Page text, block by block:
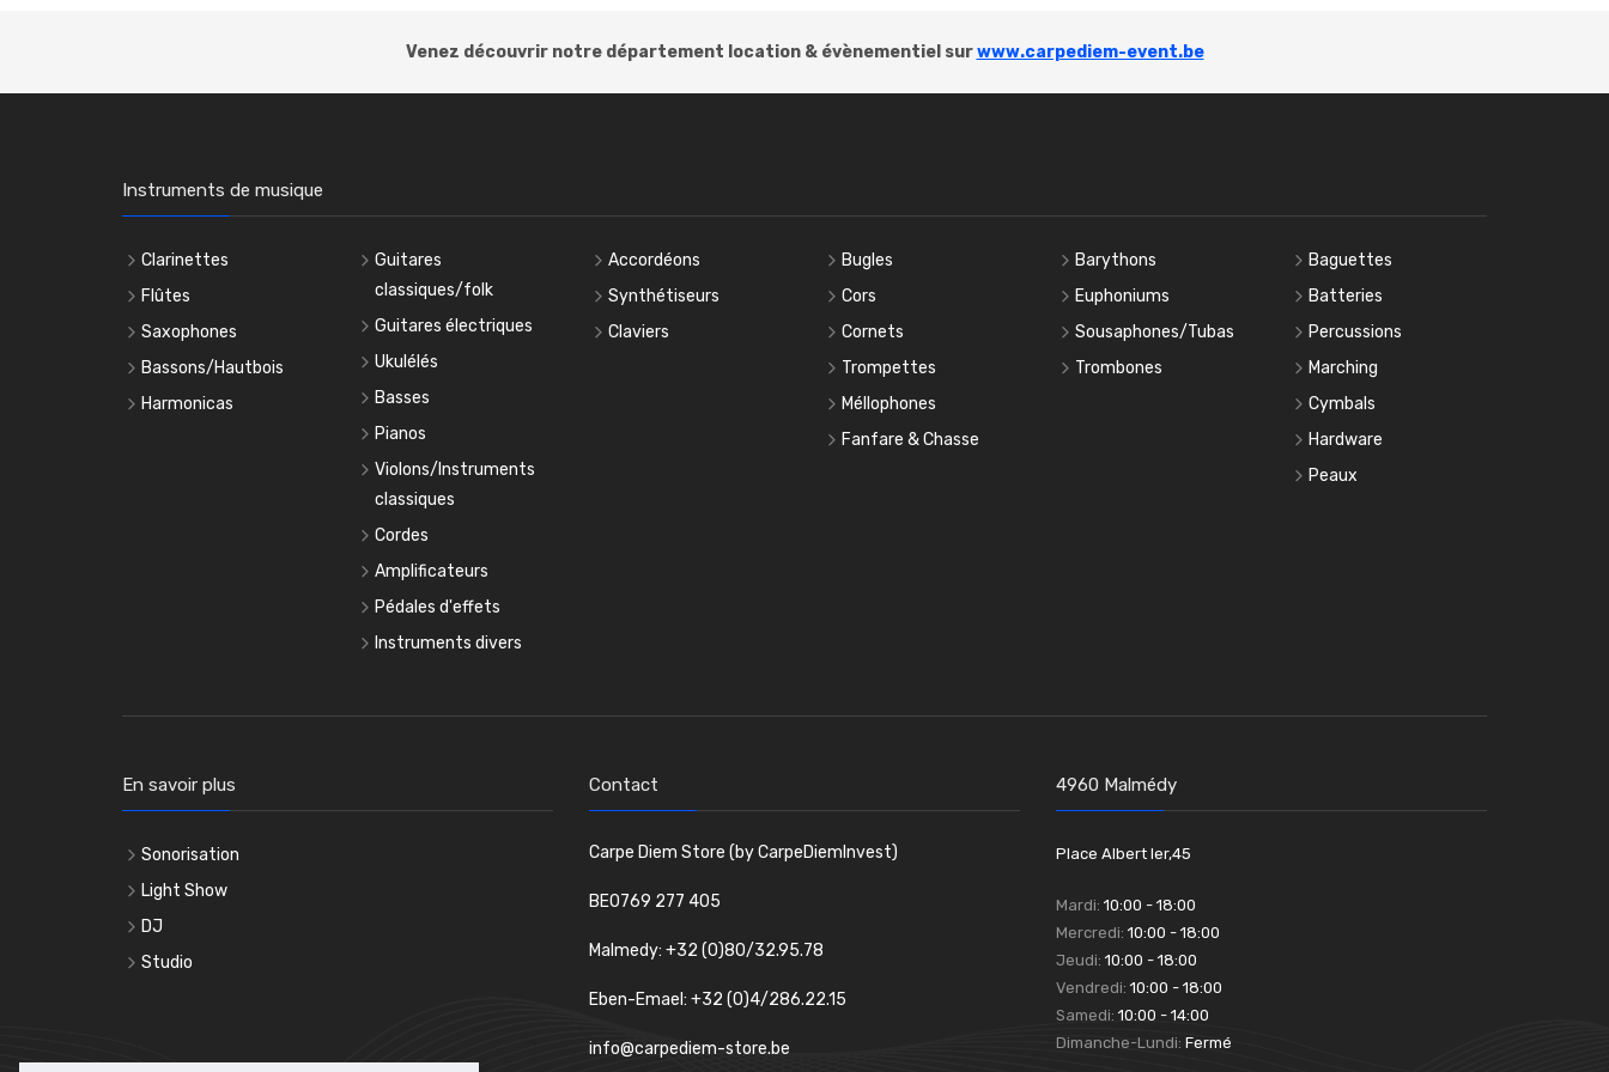
Venez découvrir notre département location & évènementiel surwww.carpediem-event.be
Instruments de musique
Clarinettes
Flûtes
Saxophones
Bassons/Hautbois
Harmonicas
Guitares
classiques/folk
Guitares électriques
Ukulélés
Basses
Pianos
Violons/Instruments
classiques
Cordes
Amplificateurs
Pédales d'effets
Instruments divers
Accordéons
Synthétiseurs
Claviers
Bugles
Cors
Cornets
Trompettes
Méllophones
Fanfare & Chasse
Barythons
Euphoniums
Sousaphones/Tubas
Trombones
Baguettes
Batteries
Percussions
Marching
Cymbals
Hardware
Peaux
En savoir plus
Sonorisation
Light Show
DJ
Studio
Contact
Carpe Diem Store (by CarpeDiemInvest)
BE0769 277 405
Malmedy: +32 (0)80/32.95.78
Eben-Emael: +32 (0)4/286.22.15
info@carpediem-store.be
4960 Malmédy
Place Albert Ier,45
Mardi: 10:00 - 18:00
Mercredi: 10:00 - 18:00
Jeudi: 10:00 - 18:00
Vendredi: 10:00 - 18:00
Samedi: 10:00 - 14:00
Dimanche-Lundi: Fermé